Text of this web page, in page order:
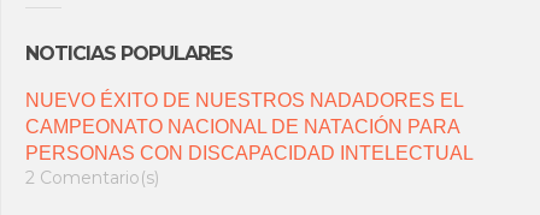
NOTICIAS POPULARES
NUEVO ÉXITO DE NUESTROS NADADORES EL
CAMPEONATO NACIONAL DE NATACIÓN PARA
PERSONAS CON DISCAPACIDAD INTELECTUAL
2 Comentario(s)